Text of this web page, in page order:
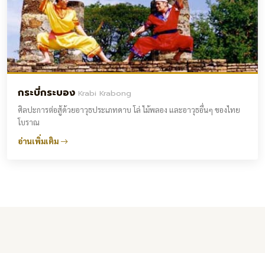
กระบี่กระบอง Krabi Krabong
ศิลปะการต่อสู้ด้วยอาวุธประเภทดาบ โล่ ไม้พลอง และอาวุธอื่นๆ ของไทย
โบราณ
อ่านเพิ่มเติม